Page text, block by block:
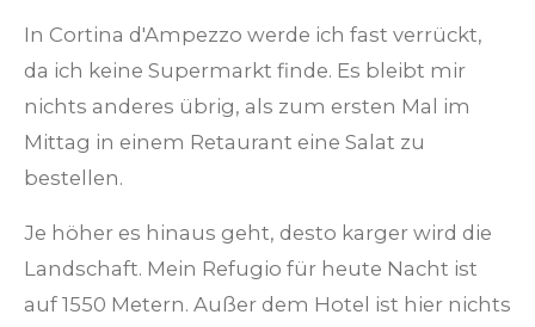
In Cortina d'Ampezzo werde ich fast verrückt,
da ich keine Supermarkt finde. Es bleibt mir
nichts anderes übrig, als zum ersten Mal im
Mittag in einem Retaurant eine Salat zu
bestellen.
Je höher es hinaus geht, desto karger wird die
Landschaft. Mein Refugio für heute Nacht ist
auf 1550 Metern. Außer dem Hotel ist hier nichts